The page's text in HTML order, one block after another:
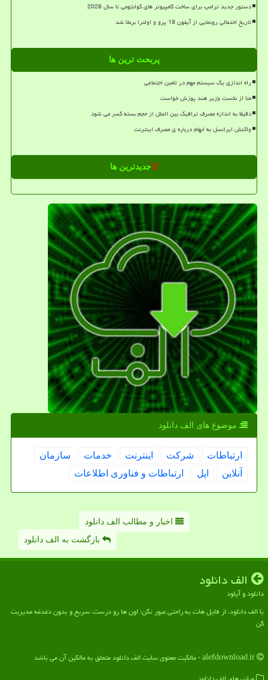
دستور جدید ترامپ برای ساخت کامپیوتر های کوانتومی تا سال 2028
تاریخ احتمالی رونمایی از آیفون 18 پرو و اولترا برملا شد
پربحث ترین ها
راه اندازی یک سیستم مهم در تامین اجتماعی
متا از نخست وزیر هند پوزش خواست
دقیقا به اندازه مصرف ترافیک بین الملل از حجم بسته کسر می شود
واکنش ایرانسل به ابهام درباره ی مصرف اینترنت
جدیدترین ها
موضوع های الف دانلود
ارتباطات شركت اینترنت خدمات
سازمان
آنلاین
اپل ارتباطات و فناوری اطلاعات
اخبار و مطالب الف دانلود
بازگشت به الف دانلود
الف دانلود
دانلود و آپلود
با الف دانلود، از فایل هات به راحتی عبور نکن؛ اون ها رو درست، سریع و بدون دغدغه مدیریت
کن